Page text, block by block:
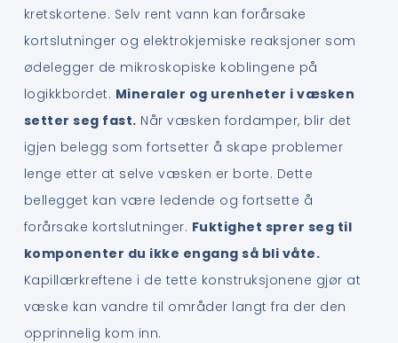
kretskortene. Selv rent vann kan forårsake
kortslutninger og elektrokjemiske reaksjoner som
ødelegger de mikroskopiske koblingene på
logikkbordet. Mineraler og urenheter i væsken
setter seg fast. Når væsken fordamper, blir det
igjen belegg som fortsetter å skape problemer
lenge etter at selve væsken er borte. Dette
bellegget kan være ledende og fortsette å
forårsake kortslutninger. Fuktighet sprer seg til
komponenter du ikke engang så bli våte.
Kapillærkreftene i de tette konstruksjonene gjør at
væske kan vandre til områder langt fra der den
opprinnelig kom inn.